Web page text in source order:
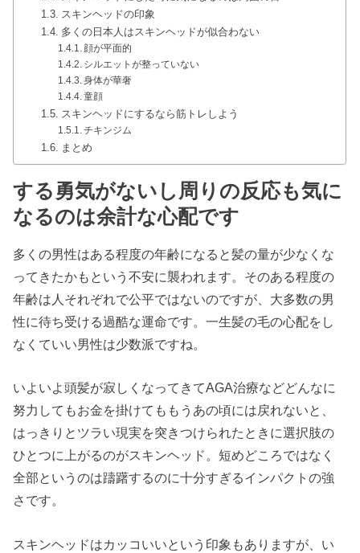
スキンヘッドの印象
多くの日本人はスキンヘッドが似合わない
顔が平面的
シルエットが整っていない
身体が華奢
童顔
スキンヘッドにするなら筋トレしよう
チキンジム
まとめ
する勇気がないし周りの反応も気に
なるのは余計な心配です
多くの男性はある程度の年齢になると髪の量が少なくな
ってきたかもという不安に襲われます。そのある程度の
年齢は人それぞれで公平ではないのですが、大多数の男
性に待ち受ける過酷な運命です。一生髪の毛の心配をし
なくていい男性は少数派ですね。
いよいよ頭髪が寂しくなってきてAGA治療などどんなに
努力してもお金を掛けてももうあの頃には戻れないと、
はっきりとツラい現実を突きつけられたときに選択肢の
ひとつに上がるのがスキンヘッド。短めどころではなく
全部というのは躊躇するのに十分すぎるインパクトの強
さです。
スキンヘッドはカッコいいという印象もありますが、い